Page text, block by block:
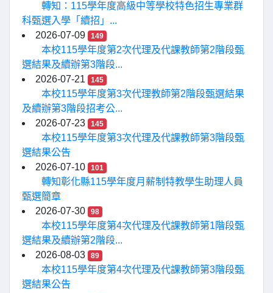
轉知：115學年度高級中等學校特色招生專業群
科甄選入學「續招」...
2026-07-09
149
本校115學年度第2次代理及代課教師第2階段甄
選結果及續辦第3階段...
2026-07-21
145
本校115學年度第3次代理教師第2階段甄選結果
及續辦第3階段招考公...
2026-07-23
145
本校115學年度第3次代理及代課教師第3階段甄
選結果公告
2026-07-10
101
轉知彰化縣115學年度月薪制特教學生助理人員
甄選簡章
2026-07-30
98
本校115學年度第4次代理及代課教師第1階段甄
選結果及續辦第2階段...
2026-08-03
89
本校115學年度第4次代理及代課教師第3階段甄
選結果公告